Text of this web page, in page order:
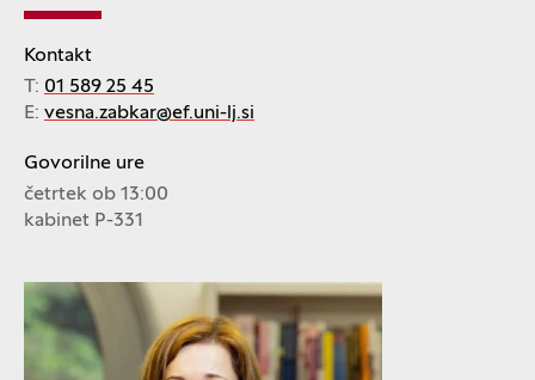
Kontakt
T: 01 589 25 45
E: vesna.zabkar@ef.uni-lj.si
Govorilne ure
četrtek ob 13:00
kabinet P-331